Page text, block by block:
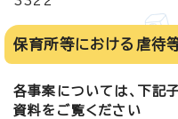
保育所等における虐待
各事案については、下記
資料をご覧ください